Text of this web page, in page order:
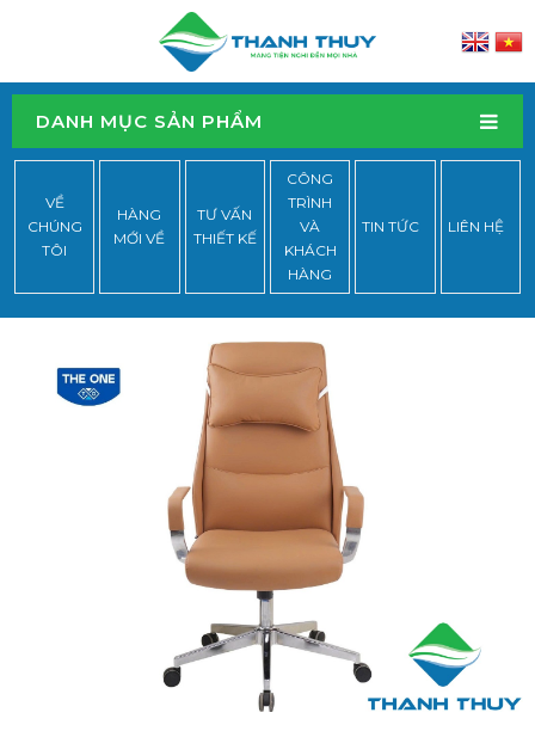
DANH MỤC SẢN PHẨM
VỀ
CHÚNG
TÔI
HÀNG
MỚI VỀ
TƯ VẤN
THIẾT KẾ
CÔNG
TRÌNH
VÀ
KHÁCH
HÀNG
TIN TỨC LIÊN HỆ